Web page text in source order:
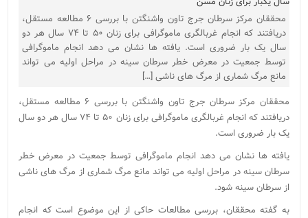
محققان مرکز سرطان جرج تاون واشنگتن با بررسی ۶ مطالعه مستقل،
دریافتند که انجام غربالگری ماموگرافی برای زنان ۵۰ تا ۷۴ سال هر دو
سال یک بار ضروری است. یافته ها نشان می دهد انجام ماموگرافی
توسط جمعیت در معرض خطر سرطان سینه در مراحل اولیه می تواند
مانع مرگ شماری از مرگ های ناشی […]
محققان مرکز سرطان جرج تاون واشنگتن با بررسی ۶ مطالعه مستقل،
دریافتند که انجام غربالگری ماموگرافی برای زنان ۵۰ تا ۷۴ سال هر دو سال
یک بار ضروری است.
یافته ها نشان می دهد انجام ماموگرافی توسط جمعیت در معرض خطر
سرطان سینه در مراحل اولیه می تواند مانع مرگ شماری از مرگ های ناشی
از سرطان سینه شود.
به گفته محققان، بررسی مطالعات حاکی از این موضوع است که انجام